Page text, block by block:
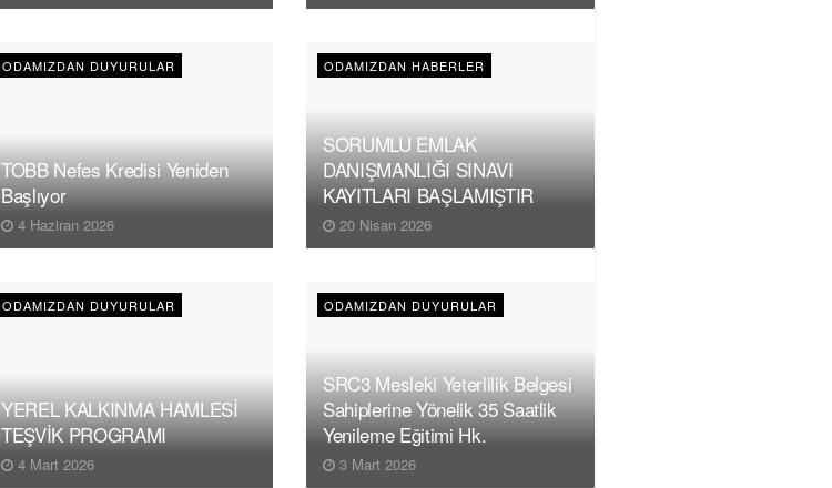
ODAMIZDAN DUYURULAR
TOBB Nefes Kredisi Yeniden
Başlıyor
4 Haziran 2026
ODAMIZDAN HABERLER
SORUMLU EMLAK
DANIŞMANLIĞI SINAVI
KAYITLARI BAŞLAMIŞTIR
20 Nisan 2026
ODAMIZDAN DUYURULAR
YEREL KALKINMA HAMLESİ
TEŞVİK PROGRAMI
4 Mart 2026
ODAMIZDAN DUYURULAR
SRC3 Mesleki Yeterlilik Belgesi
Sahiplerine Yönelik 35 Saatlik
Yenileme Eğitimi Hk.
3 Mart 2026